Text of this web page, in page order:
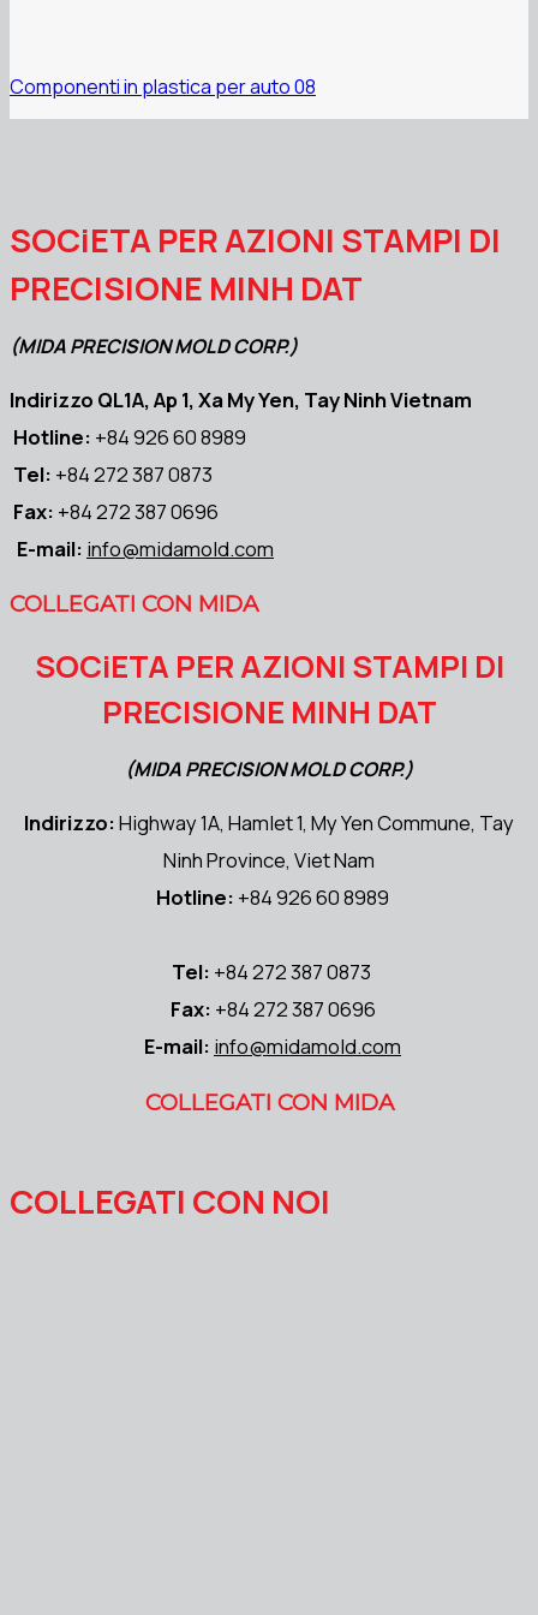
Componenti in plastica per auto 08
SOCiETA PER AZIONI STAMPI DI
PRECISIONE MINH DAT
(MIDA PRECISION MOLD CORP.)
Indirizzo QL1A, Ap 1, Xa My Yen, Tay Ninh Vietnam
Hotline: +84 926 60 8989
Tel: +84 272 387 0873
Fax: +84 272 387 0696
E-mail: info@midamold.com
COLLEGATI CON MIDA
SOCiETA PER AZIONI STAMPI DI
PRECISIONE MINH DAT
(MIDA PRECISION MOLD CORP.)
Indirizzo:Highway 1A, Hamlet 1, My Yen Commune, Tay
Ninh Province, Viet Nam
Hotline: +84 926 60 8989
Tel: +84 272 387 0873
Fax: +84 272 387 0696
E-mail: info@midamold.com
COLLEGATI CON MIDA
COLLEGATI CON NOI